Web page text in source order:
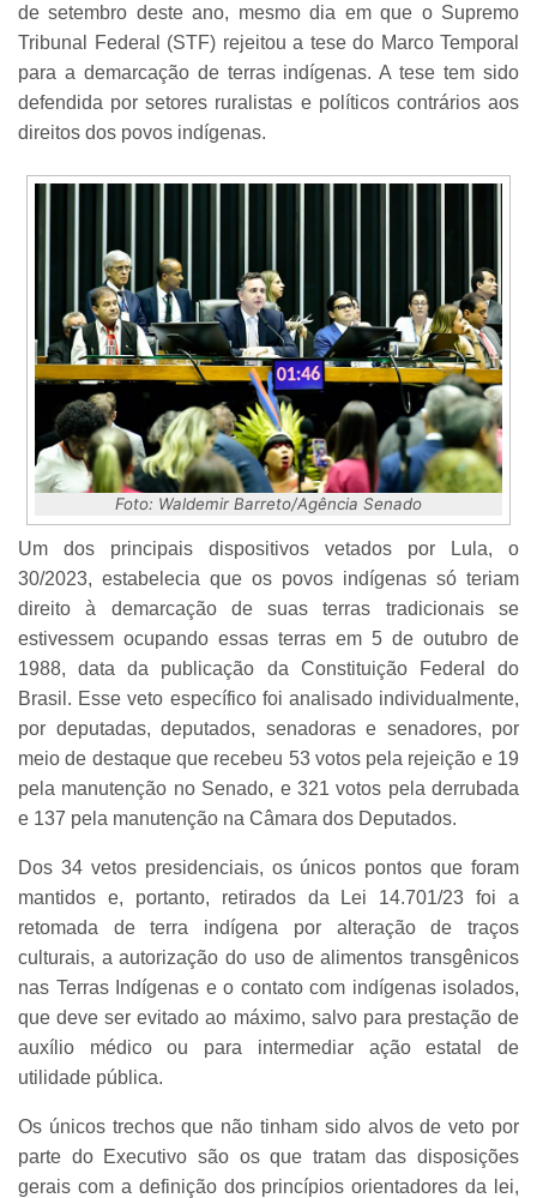
de setembro deste ano, mesmo dia em que o Supremo
Tribunal Federal (STF) rejeitou a tese do Marco Temporal
para a demarcação de terras indígenas. A tese tem sido
defendida por setores ruralistas e políticos contrários aos
direitos dos povos indígenas.
Foto: Waldemir Barreto/Agência Senado
Um dos principais dispositivos vetados por Lula, o
30/2023, estabelecia que os povos indígenas só teriam
direito à demarcação de suas terras tradicionais se
estivessem ocupando essas terras em 5 de outubro de
1988, data da publicação da Constituição Federal do
Brasil. Esse veto específico foi analisado individualmente,
por deputadas, deputados, senadoras e senadores, por
meio de destaque que recebeu 53 votos pela rejeição e 19
pela manutenção no Senado, e 321 votos pela derrubada
e 137 pela manutenção na Câmara dos Deputados.
Dos 34 vetos presidenciais, os únicos pontos que foram
mantidos e, portanto, retirados da Lei 14.701/23 foi a
retomada de terra indígena por alteração de traços
culturais, a autorização do uso de alimentos transgênicos
nas Terras Indígenas e o contato com indígenas isolados,
que deve ser evitado ao máximo, salvo para prestação de
auxílio médico ou para intermediar ação estatal de
utilidade pública.
Os únicos trechos que não tinham sido alvos de veto por
parte do Executivo são os que tratam das disposições
gerais com a definição dos princípios orientadores da lei,